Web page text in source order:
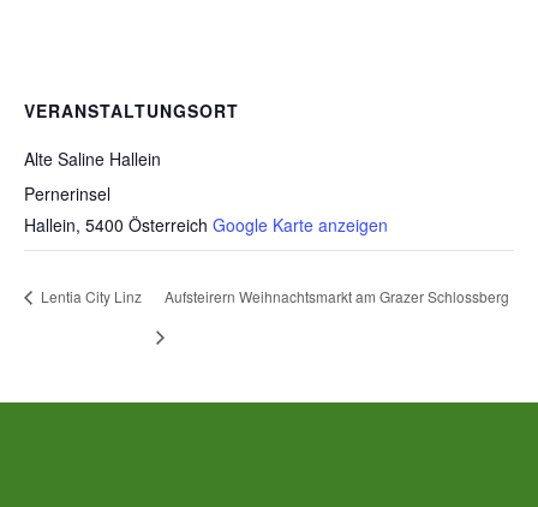
VERANSTALTUNGSORT
Alte Saline Hallein
Pernerinsel
Hallein, 5400 Österreich Google Karte anzeigen
Lentia City Linz Aufsteirern Weihnachtsmarkt am Grazer Schlossberg